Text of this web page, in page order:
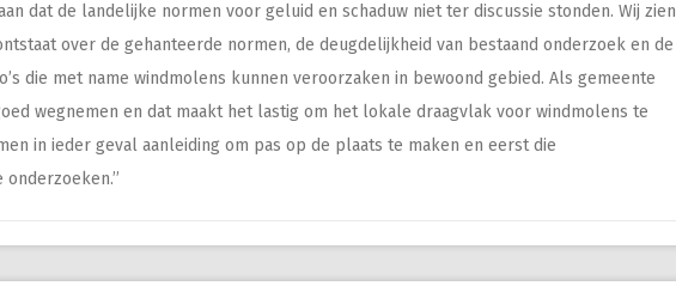
dat de landelijke normen voor geluid en schaduw niet ter discussie stonden. Wij zien
over de gehanteerde normen, de deugdelijkheid van bestaand onderzoek en de
die met name windmolens kunnen veroorzaken in bewoond gebied. Als gemeente
wegnemen en dat maakt het lastig om het lokale draagvlak voor windmolens te
in ieder geval aanleiding om pas op de plaats te maken en eerst die